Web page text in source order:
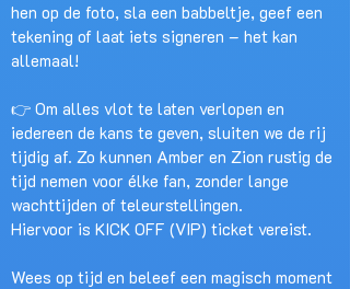
hen op de foto, sla een babbeltje, geef een
tekening of laat iets signeren – het kan
allemaal!
👉 Om alles vlot te laten verlopen en
iedereen de kans te geven, sluiten we de rij
tijdig af. Zo kunnen Amber en Zion rustig de
tijd nemen voor élke fan, zonder lange
wachttijden of teleurstellingen.
Hiervoor is KICK OFF (VIP) ticket vereist.
Wees op tijd en beleef een magisch moment